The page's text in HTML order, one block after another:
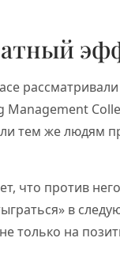
тем же людям
что против
в
только на